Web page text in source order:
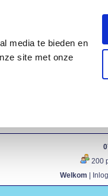
media te bieden en
site met onze
200
Welkom